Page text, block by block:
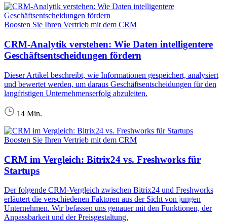
Boosten Sie Ihren Vertrieb mit dem CRM
CRM-Analytik verstehen: Wie Daten intelligentere
Geschäftsentscheidungen fördern
Dieser Artikel beschreibt, wie Informationen gespeichert, analysiert
und bewertet werden, um daraus Geschäftsentscheidungen für den
langfristigen Unternehmenserfolg abzuleiten.
14 Min.
Boosten Sie Ihren Vertrieb mit dem CRM
CRM im Vergleich: Bitrix24 vs. Freshworks für
Startups
Der folgende CRM-Vergleich zwischen Bitrix24 und Freshworks
erläutert die verschiedenen Faktoren aus der Sicht von jungen
Unternehmen. Wir befassen uns genauer mit den Funktionen, der
Anpassbarkeit und der Preisgestaltung.